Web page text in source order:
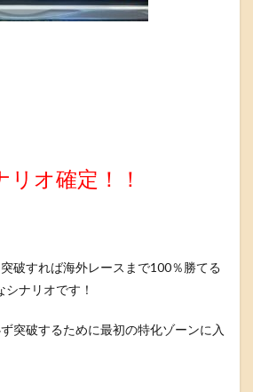
リオ確定！！
破すれば海外レースまで100％勝てる
ナリオです！
突破するために最初の特化ゾーンに入